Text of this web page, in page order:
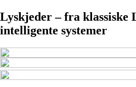
Lyskjeder – fra klassiske
intelligente systemer